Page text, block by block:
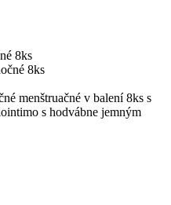
8ks
menštruačné v balení 8ks s
s hodvábne jemným